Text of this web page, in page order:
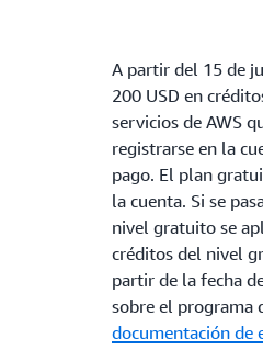
A partir del 15 de
200 USD en
servicios de AWS
registrarse en la
pago. El plan
la cuenta. Si se
nivel gratuito se
créditos del nivel
partir de la fecha
sobre el programa
documentación de